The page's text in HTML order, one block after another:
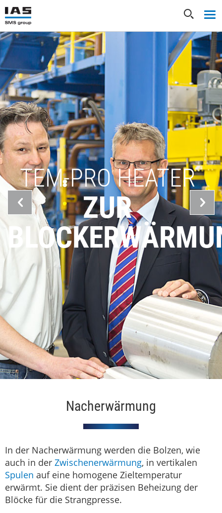
TEM-PRO HEATER
ZUR
Nacherwärmung
In der Nacherwärmung werden die Bolzen, wie
auch in der Zwischenerwärmung, in vertikalen
Spulen auf eine homogene Zieltemperatur
erwärmt. Sie dient der präzisen Beheizung der
Blöcke für die Strangpresse.